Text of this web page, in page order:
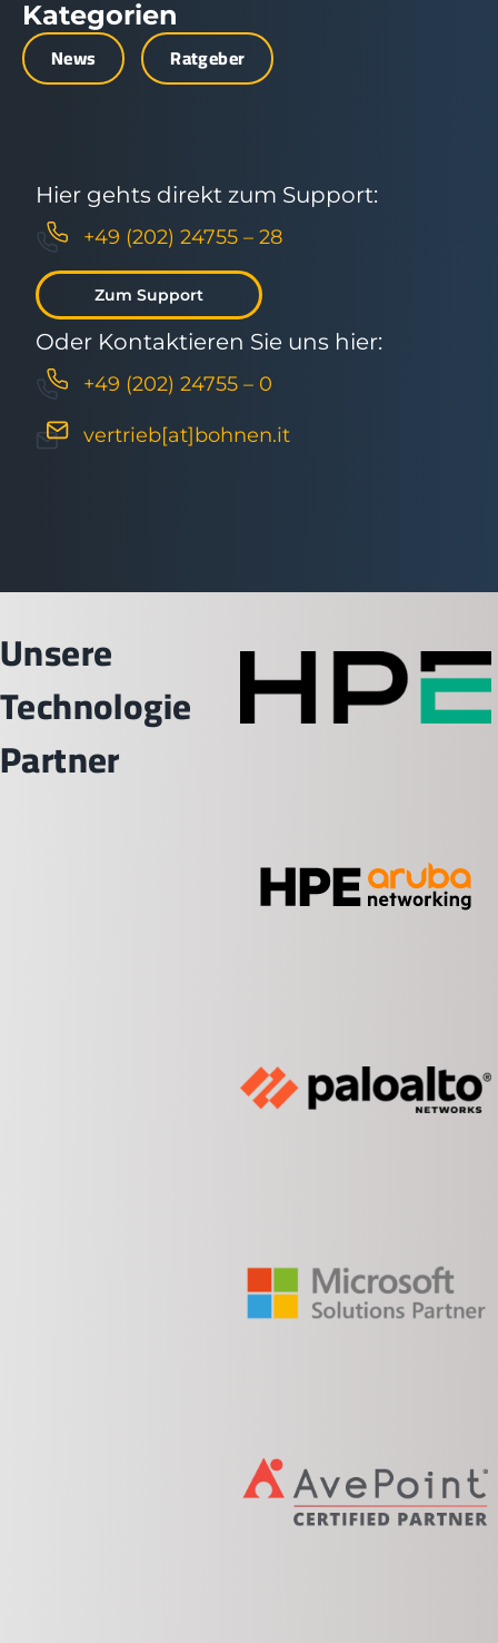
Kategorien
News Ratgeber
Hier gehts direkt zum Support:
+49 (202) 24755 – 28
Zum Support
Oder Kontaktieren Sie uns hier:
+49 (202) 24755 – 0
vertrieb[at]bohnen.it
Unsere
Technologie
Partner